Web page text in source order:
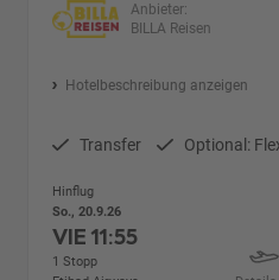
Anbieter:
BILLA Reisen
Hotelbeschreibung anzeigen
Transfer Optional:
Hinflug
So., 20.9.26
VIE11:55
1 Stopp